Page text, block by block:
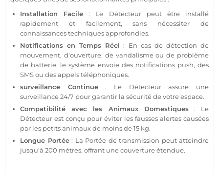
Installation Facile : Le Détecteurpeut être installé
rapidement et facilement, sans nécessiter de
connaissances techniques approfondies.
Notifications en Temps Réel : En cas de détection de
mouvement, d'ouverture, de vandalisme ou de problème
de batterie, lesystème envoie des notifications push, des
SMS ou des appels téléphoniques.
surveillance Continue: Le Détecteurassure une
surveillance24/7 pour garantir la sécuritéde votre espace.
Compatibilité avec les Animaux Domestiques: Le
Détecteur est conçu pour éviter les fausses alertes causées
par les petits animaux de moins de 15 kg.
Longue Portée: La Portée de transmission peut atteindre
jusqu'à 200 mètres, offrant une couverture étendue.